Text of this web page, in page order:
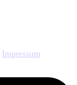
Impressum